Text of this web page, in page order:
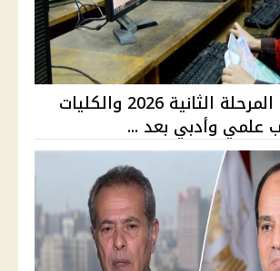
موعد تنسيق المرحلة الثانية 2026 والكليات
علمي وأدبي بعد ...